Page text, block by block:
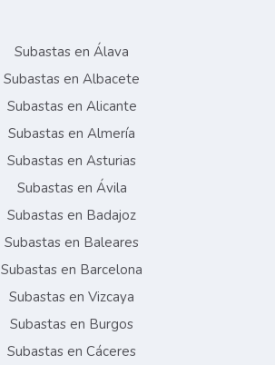
Subastas en Álava
Subastas en Albacete
Subastas en Alicante
Subastas en Almería
Subastas en Asturias
Subastas en Ávila
Subastas en Badajoz
Subastas en Baleares
Subastas en Barcelona
Subastas en Vizcaya
Subastas en Burgos
Subastas en Cáceres